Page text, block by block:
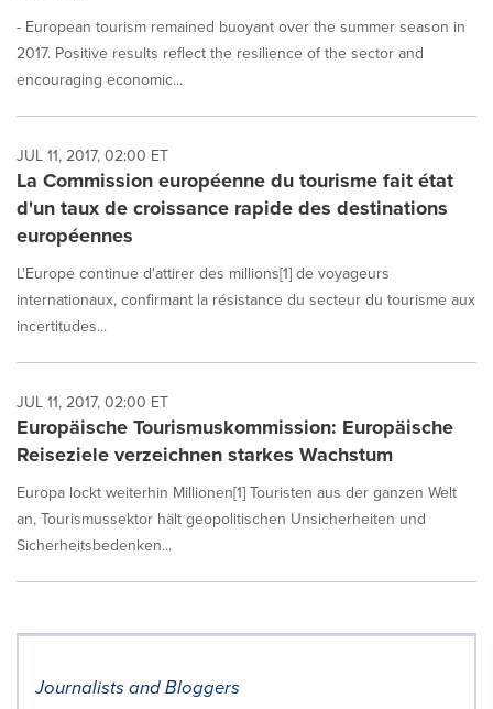
- European tourism remained buoyant over the summer season in
2017. Positive results reflect the resilience of the sector and
encouraging economic...
JUL 11, 2017, 02:00 ET
La Commission européenne du tourisme fait état
d'un taux de croissance rapide des destinations
européennes
L'Europe continue d'attirer des millions[1] de voyageurs
internationaux, confirmant la résistance du secteur du tourisme aux
incertitudes...
JUL 11, 2017, 02:00 ET
Europäische Tourismuskommission: Europäische
Reiseziele verzeichnen starkes Wachstum
Europa lockt weiterhin Millionen[1] Touristen aus der ganzen Welt
an, Tourismussektor hält geopolitischen Unsicherheiten und
Sicherheitsbedenken...
Journalists and Bloggers